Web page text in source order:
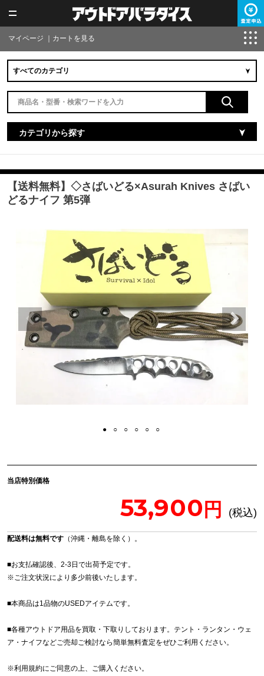
マイページ カートを見る
カテゴリから探す
【送料無料】◇さばいどる×Asurah Knives さばい
どるナイフ 第5弾
当店特別価格
53,900
配送料は無料です （沖縄・離島を除く）。
■お支払確認後、2-3日で出荷予定です。
※ご注文状況により多少前後いたします。
■本商品は1品物のUSEDアイテムです。
■各種アウトドア用品を買取・下取りしております。テント・ランタン・ウェ
ア・ナイフなどご売却ご検討なら簡単無料査定をぜひご利用ください。
※利用規約にご同意の上、ご購入ください。